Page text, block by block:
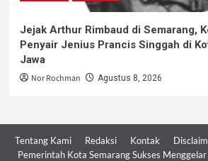
Jejak Arthur Rimbaud di Semarang,
Penyair Jenius Prancis Singgah di
Jawa
Nor Rochman Agustus 8, 2026
Tentang Kami Redaksi Kontak
Pemerintah Kota Semarang Sukses